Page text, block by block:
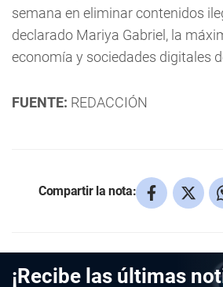
semana en eliminar contenidos
declarado Mariya Gabriel, la
economía y sociedades digitales
FUENTE: REDACCIÓN
Compartir la nota:
¡Recibe las últimas